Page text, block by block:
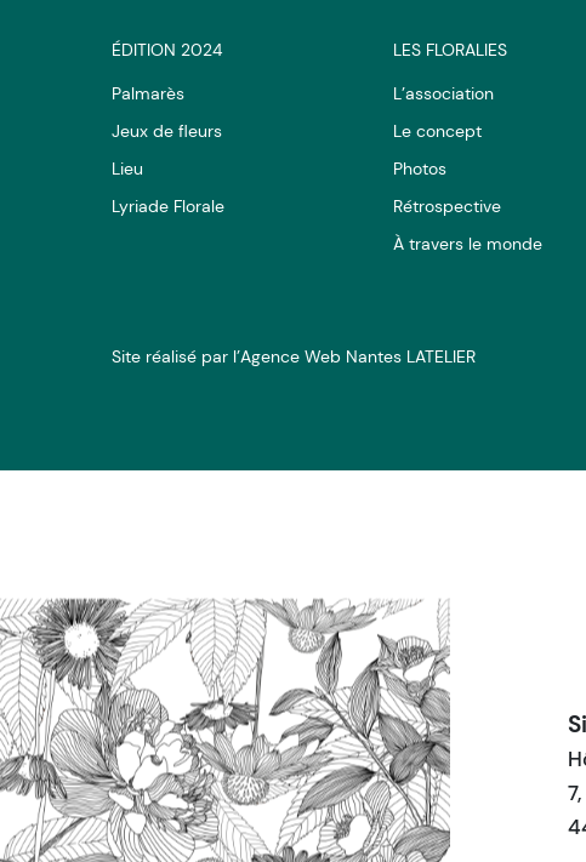
ÉDITION 2024
Palmarès
Jeux de fleurs
Lieu
Lyriade Florale
LES FLORALIES
L’association
Le concept
Photos
Rétrospective
À travers le monde
Site réalisé par l’Agence Web Nantes LATELIER
Nous trouver